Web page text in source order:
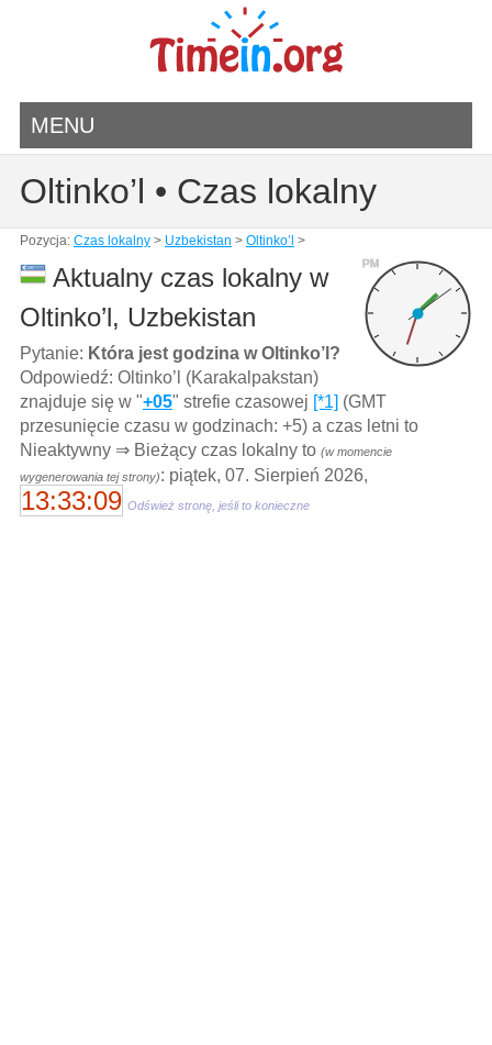
MENU
Oltinko’l • Czas lokalny
Pozycja: Czas lokalny> Uzbekistan > Oltinko’l >
PM
Aktualny czas lokalny w
Oltinko’l, Uzbekistan
Pytanie: Która jest godzina w Oltinko’l?
Odpowiedź: Oltinko’l (Karakalpakstan)
znajduje się w "+05" strefie czasowej [*1] (GMT
przesunięcie czasu w godzinach: +5) a czas letni to
Nieaktywny ⇒ Bieżący czas lokalny to (w momencie
wygenerowania tej strony): piątek, 07. Sierpień 2026,
13:33:09 Odśwież stronę, jeśli to konieczne